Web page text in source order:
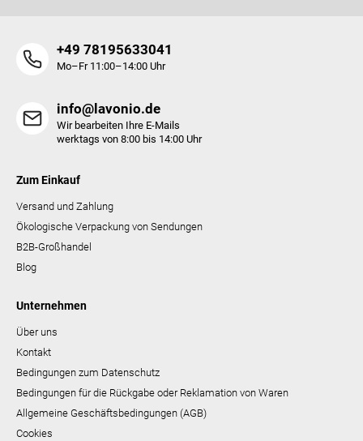
+49 78195633041
Mo–Fr 11:00–14:00 Uhr
info@lavonio.de
Wir bearbeiten Ihre E-Mails
werktags von 8:00 bis 14:00 Uhr
Zum Einkauf
Versand und Zahlung
Ökologische Verpackung von Sendungen
B2B-Großhandel
Blog
Unternehmen
Über uns
Kontakt
Bedingungen zum Datenschutz
Bedingungen für die Rückgabe oder Reklamation von Waren
Allgemeine Geschäftsbedingungen (AGB)
Cookies